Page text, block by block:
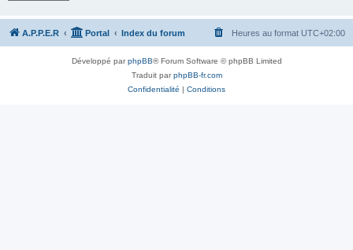
A.P.P.E.R Portal Index du forum Heures au format UTC+02:00
Développé parphpBB® Forum Software © phpBB Limited
Traduit parphpBB-fr.com
Confidentialité | Conditions